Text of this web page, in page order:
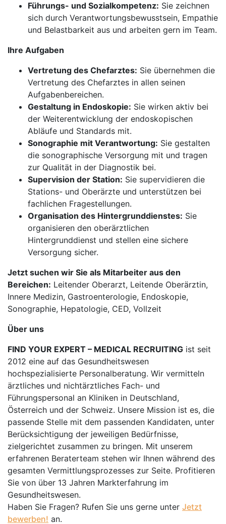
Führungs- und Sozialkompetenz: Sie zeichnen
sich durch Verantwortungsbewusstsein, Empathie
und Belastbarkeit aus und arbeiten gern im Team.
Ihre Aufgaben
Vertretung des Chefarztes: Sie übernehmen die
Vertretung des Chefarztes in allen seinen
Aufgabenbereichen.
Gestaltung in Endoskopie: Sie wirken aktiv bei
der Weiterentwicklung der endoskopischen
Abläufe und Standards mit.
Sonographie mit Verantwortung: Sie gestalten
die sonographische Versorgung mit und tragen
zur Qualität in der Diagnostik bei.
Supervision der Station: Sie supervidieren die
Stations- und Oberärzte und unterstützen bei
fachlichen Fragestellungen.
Organisation des Hintergrunddienstes: Sie
organisieren den oberärztlichen
Hintergrunddienst und stellen eine sichere
Versorgung sicher.
Jetzt suchen wir Sie als Mitarbeiter aus den
Bereichen: Leitender Oberarzt, Leitende Oberärztin,
Innere Medizin, Gastroenterologie, Endoskopie,
Sonographie, Hepatologie, CED, Vollzeit
Über uns
FIND YOUR EXPERT – MEDICAL RECRUITING ist seit
2012 eine auf das Gesundheitswesen
hochspezialisierte Personalberatung. Wir vermitteln
ärztliches und nichtärztliches Fach- und
Führungspersonal an Kliniken in Deutschland,
Österreich und der Schweiz. Unsere Mission ist es, die
passende Stelle mit dem passenden Kandidaten, unter
Berücksichtigung der jeweiligen Bedürfnisse,
zielgerichtet zusammen zu bringen. Mit unserem
erfahrenen Beraterteam stehen wir Ihnen während des
gesamten Vermittlungsprozesses zur Seite. Profitieren
Sie von über 13 Jahren Markterfahrung im
Gesundheitswesen.
Haben Sie Fragen? Rufen Sie uns gerne unter Jetzt
bewerben! an.